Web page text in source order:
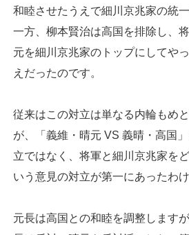
和睦させたうえで細川京兆家の統
一方、柳本賢治は高国を排除し、
元を細川京兆家のトップにしてや
えだったのです。
従来はこの対立は単なる内輪もめ
が、「義維・晴元 VS 義晴・高国
立ではなく、将軍と細川京兆家を
いう意見の対立が第一にあったわけ
元長は高国との和睦を調整します